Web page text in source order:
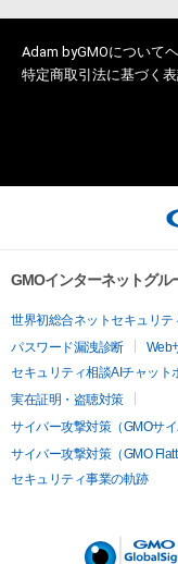
50ユニットをノミネ
11月5，6日にモビ
パーGT第8戦で先行
行い、上位20名がフ
ロン2023のメインス
スクイーン大賞表彰
サーキットで輝く
スクイーンが選ばれ
す！
Adam byGMOについて
特定商取引法に基づく
GMOインターネットグル
世界初総合ネットセキュリテ
パスワード漏洩診断
Web
セキュリティ相談AIチャット
実在証明・盗聴対策
サイバー攻撃対策（GMOサ
サイバー攻撃対策（GMO Flatt
セキュリティ事業の軌跡